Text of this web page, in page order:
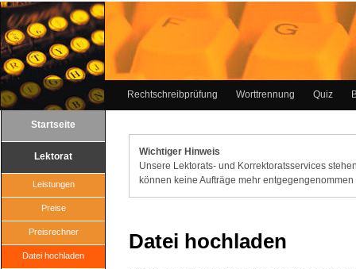
Rechtschreibprüfung Worttrennung Quiz
Startseite
Lektorat
Leistungen
Preise
Preisrechner
Datei hochladen
Wichtiger Hinweis
Unsere Lektorats- und Korrektoratsservices
können keine Aufträge mehr
Datei hochladen